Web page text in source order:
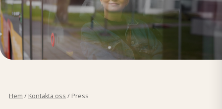
Hem / Kontakta oss / Press